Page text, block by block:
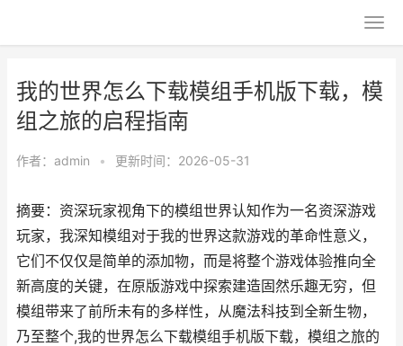
我的世界怎么下载模组手机版下载，模
组之旅的启程指南
作者： admin • 更新时间：2026-05-31
摘要：资深玩家视角下的模组世界认知作为一名资深游戏
玩家，我深知模组对于我的世界这款游戏的革命性意义，
它们不仅仅是简单的添加物，而是将整个游戏体验推向全
新高度的关键，在原版游戏中探索建造固然乐趣无穷，但
模组带来了前所未有的多样性，从魔法科技到全新生物，
乃至整个,我的世界怎么下载模组手机版下载，模组之旅的